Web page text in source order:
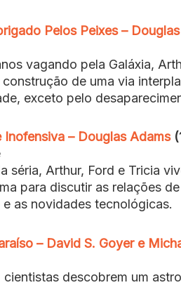
Pelos Peixes –
vagando pela Galáxia,
de uma via
exceto pelo
Inofensiva – Douglas Adams
séria, Arthur, Ford e Tricia
para discutir as relações
as novidades tecnológicas.
– David S. Goyer e
cientistas descobrem um